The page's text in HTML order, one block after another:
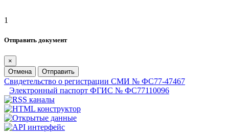
1
Отправить документ
×
Отмена
Отправить
Свидетельство о регистрации СМИ № ФС77-47467
Электронный паспорт ФГИС № ФС77110096